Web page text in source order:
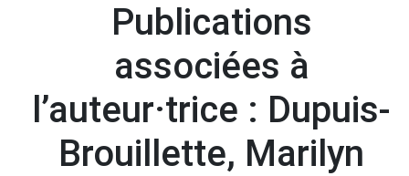
Publications
associées à
l’auteur·trice : Dupuis-
Brouillette, Marilyn